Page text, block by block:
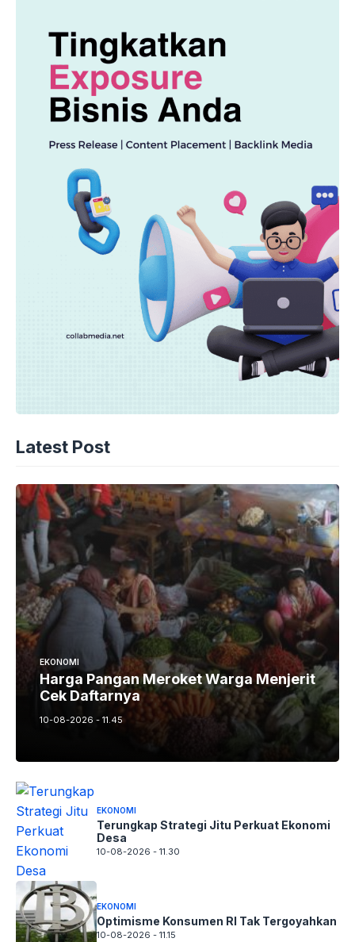
Latest Post
EKONOMI
Harga Pangan Meroket Warga Menjerit
Cek Daftarnya
10-08-2026 - 11.45
EKONOMI
Terungkap Strategi Jitu Perkuat Ekonomi
Desa
10-08-2026 - 11.30
EKONOMI
Optimisme Konsumen RI Tak Tergoyahkan
10-08-2026 - 11.15